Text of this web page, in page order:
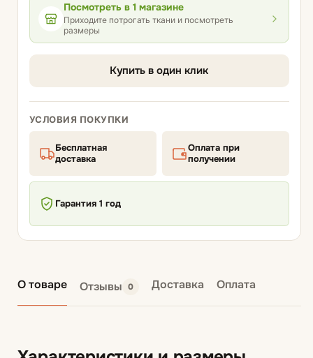
Посмотреть в 1 магазине
Приходите потрогать ткани и посмотреть
размеры
Купить в один клик
УСЛОВИЯ ПОКУПКИ
Бесплатная
доставка
Оплата при
получении
Гарантия 1 год
О товаре Отзывы 0 Доставка Оплата